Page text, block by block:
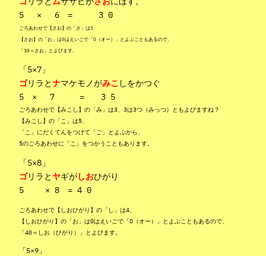
5 × 6 = 3 0
ごろあわせで【さお】の「さ」は3、
【さお】の「お」は0はえいごで「O（オー）」とよぶこともあるので、
「30＝さお」とよびます。
「5×7」
ゴリラとナマケモノがみこ しをかつぐ
5 × 7 = 3 5
ごろあわせで【みこし】の「み」は3、3は3つ（みっつ）ともよびますね？
【みこし】の「こ」は5、
「こ」にだくてんをつけて「ご」とよぶから、
5のごろあわせに「こ」をつかうこともあります。
「5×8」
ゴリラと ヤギがしおひがり
5 × 8 = 4 0
ごろあわせで【しおひがり】の「し」は4、
【しおひがり】の「お」は0はえいごで「O（オー）」とよぶこともあるので、
「40＝しお（ひがり）」とよびます。
「5×9」